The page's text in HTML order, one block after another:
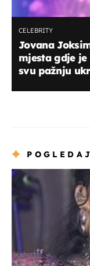
CELEBRITY
Jovana
mjesta gdje
svu pažnju
POGLEDAJ